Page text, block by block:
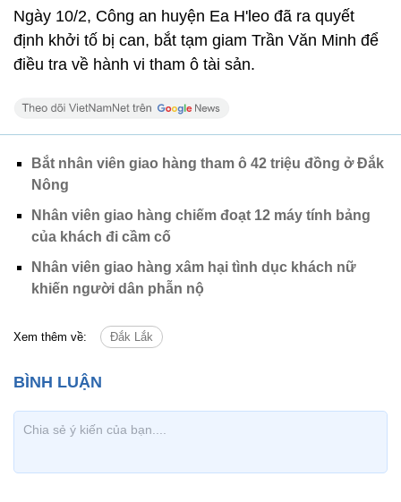
Ngày 10/2, Công an huyện Ea H'leo đã ra quyết
định khởi tố bị can, bắt tạm giam Trần Văn Minh để
điều tra về hành vi tham ô tài sản.
Bắt nhân viên giao hàng tham ô 42 triệu đồng ở Đắk
Nông
Nhân viên giao hàng chiếm đoạt 12 máy tính bảng
của khách đi cầm cố
Nhân viên giao hàng xâm hại tình dục khách nữ
khiến người dân phẫn nộ
Xem thêm về: Đắk Lắk